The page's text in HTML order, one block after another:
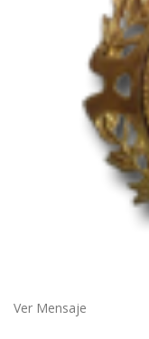
Ver Mensaje